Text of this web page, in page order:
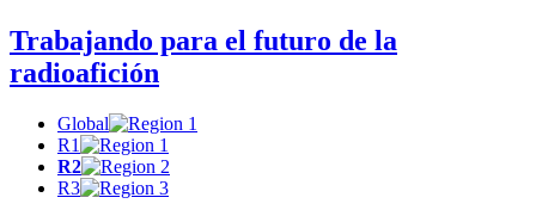
Trabajando para el futuro de la
radioafición
Global
R1
R2
R3